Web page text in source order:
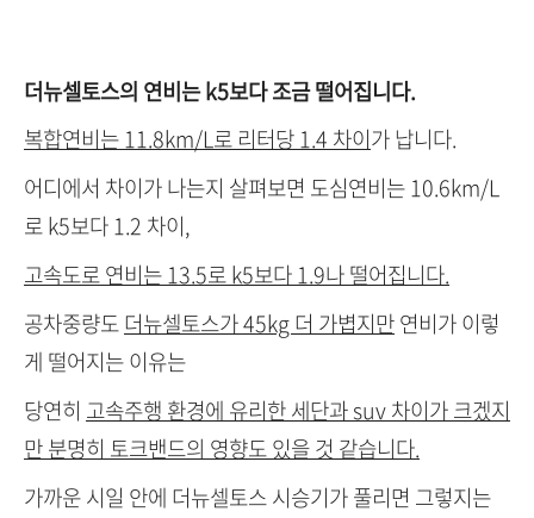
더뉴셀토스의 연비는 k5보다 조금 떨어집니다.
복합연비는 11.8km/L로 리터당 1.4 차이가 납니다.
어디에서 차이가 나는지 살펴보면 도심연비는 10.6km/L
로 k5보다 1.2 차이,
고속도로 연비는 13.5로 k5보다 1.9나 떨어집니다.
공차중량도더뉴셀토스가 45kg 더 가볍지만연비가 이렇
게 떨어지는 이유는
당연히 고속주행 환경에 유리한 세단과 suv 차이가 크겠지
만 분명히 토크밴드의 영향도 있을 것 같습니다.
가까운 시일 안에 더뉴셀토스 시승기가 풀리면 그렇지는